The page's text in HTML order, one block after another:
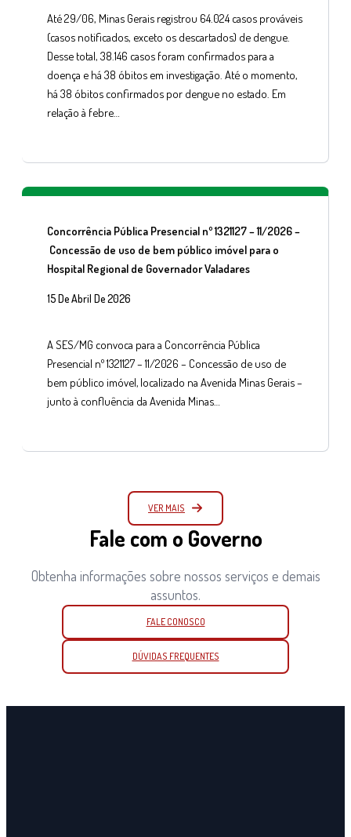
Até 29/06, Minas Gerais registrou 64.024 casos prováveis
(casos notificados, exceto os descartados) de dengue.
Desse total, 38.146 casos foram confirmados para a
doença e há 38 óbitos em investigação. Até o momento,
há 38 óbitos confirmados por dengue no estado. Em
relação à febre…
Concorrência Pública Presencial nº 1321127 – 11/2026 –
Concessão de uso de bem público imóvel para o
Hospital Regional de Governador Valadares
15 De Abril De 2026
A SES/MG convoca para a Concorrência Pública
Presencial nº 1321127 – 11/2026 – Concessão de uso de
bem público imóvel, localizado na Avenida Minas Gerais –
junto à confluência da Avenida Minas…
VER MAIS
Fale com o Governo
Obtenha informações sobre nossos serviços e demais
assuntos.
FALE CONOSCO
DÚVIDAS FREQUENTES